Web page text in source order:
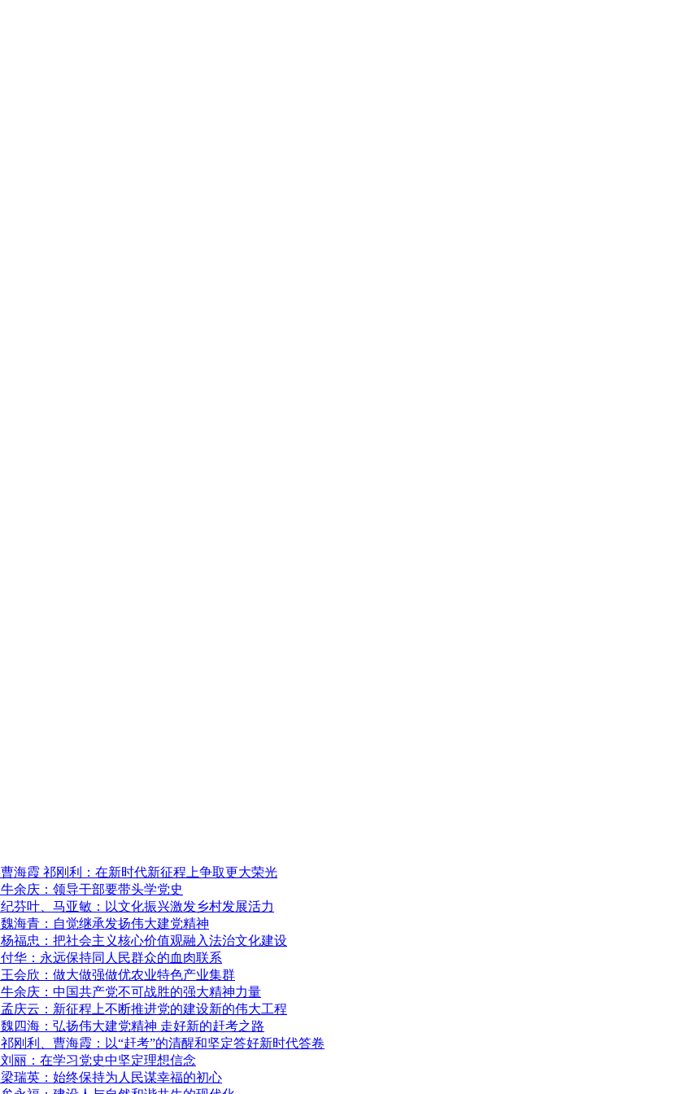
曹海霞 祁刚利：在新时代新征程上争取更大荣光
牛余庆：领导干部要带头学党史
纪芬叶、马亚敏：以文化振兴激发乡村发展活力
魏海青：自觉继承发扬伟大建党精神
杨福忠：把社会主义核心价值观融入法治文化建设
付华：永远保持同人民群众的血肉联系
王会欣：做大做强做优农业特色产业集群
牛余庆：中国共产党不可战胜的强大精神力量
孟庆云：新征程上不断推进党的建设新的伟大工程
魏四海：弘扬伟大建党精神 走好新的赶考之路
祁刚利、曹海霞：以“赶考”的清醒和坚定答好新时代答卷
刘丽：在学习党史中坚定理想信念
梁瑞英：始终保持为人民谋幸福的初心